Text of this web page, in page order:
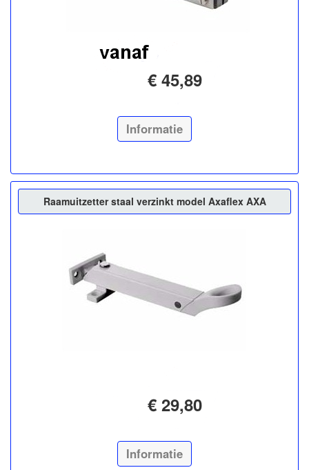
€ 45,89
Informatie
Raamuitzetter staal verzinkt model Axaflex AXA
€ 29,80
Informatie